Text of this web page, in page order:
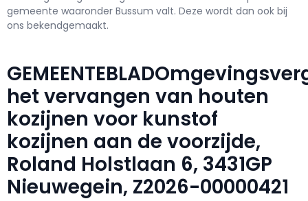
gemeente waaronder Bussum valt. Deze wordt dan ook bij
ons bekendgemaakt.
het vervangen van houten
kozijnen voor kunstof
kozijnen aan de voorzijde,
Roland Holstlaan 6, 3431GP
Nieuwegein, Z2026-00000421